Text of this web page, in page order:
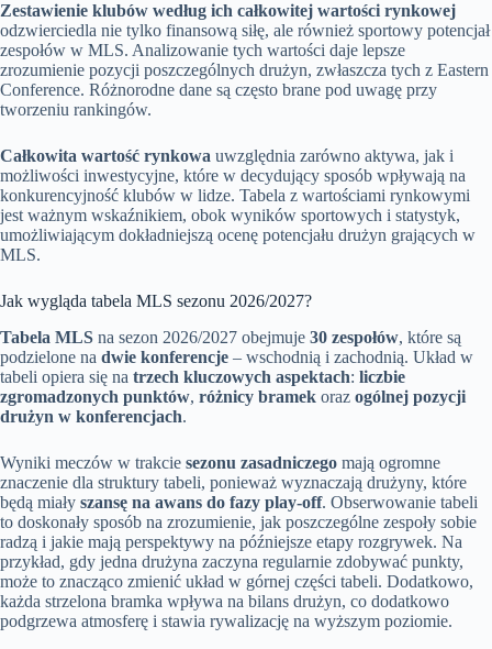
Zestawienie klubów według ich całkowitej wartości rynkowej
odzwierciedla nie tylko finansową siłę, ale również sportowy potencjał
zespołów w MLS. Analizowanie tych wartości daje lepsze
zrozumienie pozycji poszczególnych drużyn, zwłaszcza tych z Eastern
Conference. Różnorodne dane są często brane pod uwagę przy
tworzeniu rankingów.
Całkowita wartość rynkowa uwzględnia zarówno aktywa, jak i
możliwości inwestycyjne, które w decydujący sposób wpływają na
konkurencyjność klubów w lidze. Tabela z wartościami rynkowymi
jest ważnym wskaźnikiem, obok wyników sportowych i statystyk,
umożliwiającym dokładniejszą ocenę potencjału drużyn grających w
MLS.
Jak wygląda tabela MLS sezonu 2026/2027?
Tabela MLS na sezon 2026/2027 obejmuje 30 zespołów, które są
podzielone na dwie konferencje – wschodnią i zachodnią. Układ w
tabeli opiera się na trzech kluczowych aspektach: liczbie
zgromadzonych punktów, różnicy bramek oraz ogólnej pozycji
drużyn w konferencjach.
Wyniki meczów w trakcie sezonu zasadniczego mają ogromne
znaczenie dla struktury tabeli, ponieważ wyznaczają drużyny, które
będą miały szansę na awans do fazy play-off. Obserwowanie tabeli
to doskonały sposób na zrozumienie, jak poszczególne zespoły sobie
radzą i jakie mają perspektywy na późniejsze etapy rozgrywek. Na
przykład, gdy jedna drużyna zaczyna regularnie zdobywać punkty,
może to znacząco zmienić układ w górnej części tabeli. Dodatkowo,
każda strzelona bramka wpływa na bilans drużyn, co dodatkowo
podgrzewa atmosferę i stawia rywalizację na wyższym poziomie.